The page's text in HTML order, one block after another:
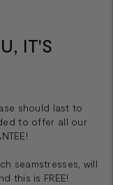
IT'S
should last to
to offer all our
seamstresses, will
this is FREE!